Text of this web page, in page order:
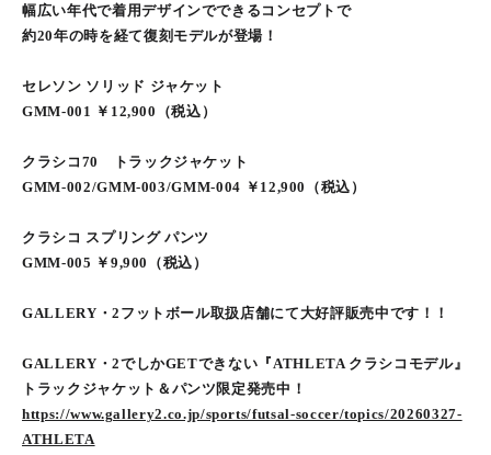
幅広い年代で着用デザインでできるコンセプトで
約20年の時を経て復刻モデルが登場！
セレソン ソリッド ジャケット
GMM-001 ￥12,900（税込）
クラシコ70 トラックジャケット
GMM-002/GMM-003/GMM-004 ￥12,900（税込）
クラシコ スプリング パンツ
GMM-005 ￥9,900（税込）
GALLERY・2フットボール取扱店舗にて大好評販売中です！！
GALLERY・2でしかGETできない『ATHLETA クラシコモデル』
トラックジャケット＆パンツ限定発売中！
https://www.gallery2.co.jp/sports/futsal-soccer/topics/20260327-
ATHLETA